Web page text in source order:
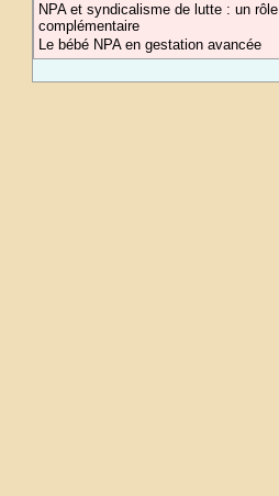
NPA et syndicalisme de lutte : un rôle
complémentaire
Le bébé NPA en gestation avancée